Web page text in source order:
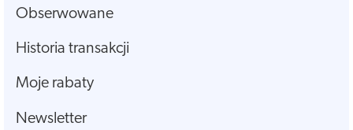
Obserwowane
Historia transakcji
Moje rabaty
Newsletter